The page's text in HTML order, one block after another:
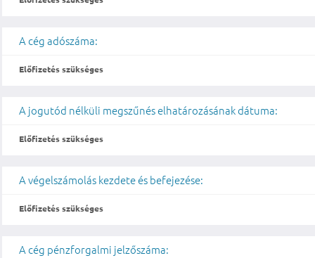
A cég adószáma:
Előfizetés szükséges
A jogutód nélküli megszűnés elhatározásának dátuma:
Előfizetés szükséges
A végelszámolás kezdete és befejezése:
Előfizetés szükséges
A cég pénzforgalmi jelzőszáma: